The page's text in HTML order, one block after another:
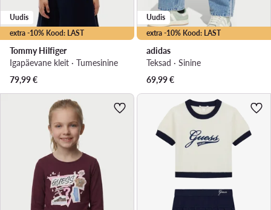
extra -10% Kood: LAST
Uudis
Tommy Hilfiger
Igapäevane kleit · Tumesinine
79,99€
extra -10% Kood: LAST
Uudis
adidas
Teksad · Sinine
69,99€